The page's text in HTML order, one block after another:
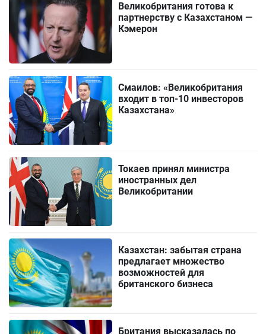
Великобритания готова к
партнерству с Казахстаном —
Кэмерон
Смаилов: «Великобритания
входит в топ-10 инвесторов
Казахстана»
Токаев принял министра
иностранных дел
Великобритании
Казахстан: забытая страна
предлагает множество
возможностей для
британского бизнеса
Британия высказалась по